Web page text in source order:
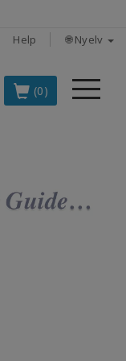
Help 🌐 Nyelv
(0)